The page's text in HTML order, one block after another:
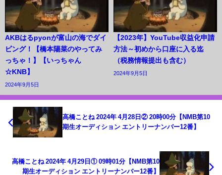
AKBはるpyonが富山の海でダイ
ビング！【橋本陽菜のやってみ
っちゃ！】【いっちゃん
☆KNB】
2024年9月5日
【2023年】YouTube収益化申請
方法～初めから口座に入る迄
（税務情報提出も含む）
2024年9月5日
高橋ことね 2024年 4月28日② 20時00分【NMB第10
期生オーディション エントリーナンバー12番】
高橋ことね 2024年 4月29日① 09時01分【NMB第10
期生オーディション エントリーナンバー12番】